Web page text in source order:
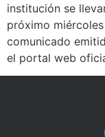
institución se
próximo
comunicado
el portal web